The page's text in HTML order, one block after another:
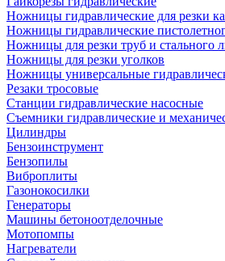
Ножницы гидравлические для резки
Ножницы гидравлические
Ножницы для резки труб и стального
Ножницы для резки уголков
Ножницы универсальные
Резаки тросовые
Станции гидравлические насосные
Съемники гидравлические и
Цилиндры
Бензоинструмент
Бензопилы
Виброплиты
Газонокосилки
Генераторы
Машины бетоноотделочные
Мотопомпы
Нагреватели